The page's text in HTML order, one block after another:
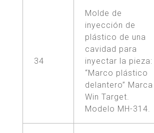
34
Molde de
inyección de
plástico de una
cavidad para
inyectar la pieza:
“Marco plástico
delantero” Marca
Win Target.
Modelo MH-314.